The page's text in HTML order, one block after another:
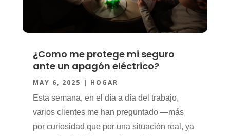
¿Como me protege mi seguro
ante un apagón eléctrico?
MAY 6, 2025 | HOGAR
Esta semana, en el día a día del trabajo,
varios clientes me han preguntado —más
por curiosidad que por una situación real, ya